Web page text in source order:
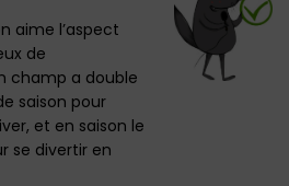
aime l’aspect
de
champ a double
saison pour
et en saison le
se divertir en